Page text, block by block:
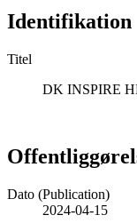
Identifikation
Titel
DK INSPIRE
Dato (Publication)
2024-04-15